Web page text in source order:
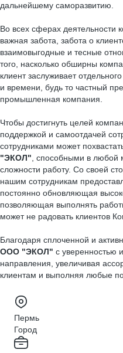
дальнейшему саморазвитию.
Во всех сферах деятельности
важная забота, забота о
взаимовыгодные и тесные
того, насколько обширны
клиент заслуживает
и времени, будь то частный
промышленная компания.
Чтобы достигнуть целей
поддержкой и самоотдачей
сотрудниками может
"ЭКОЛ" , способными в
сложности работу. Со своей
нашим сотрудникам
постоянно обновляющая
позволяющая выполнять
может не радовать клиентов
Благодаря сплоченной и
ООО "ЭКОЛ" с уверенностью
направления, увеличивая
клиентам и выполняя любые по
Пермь
Город